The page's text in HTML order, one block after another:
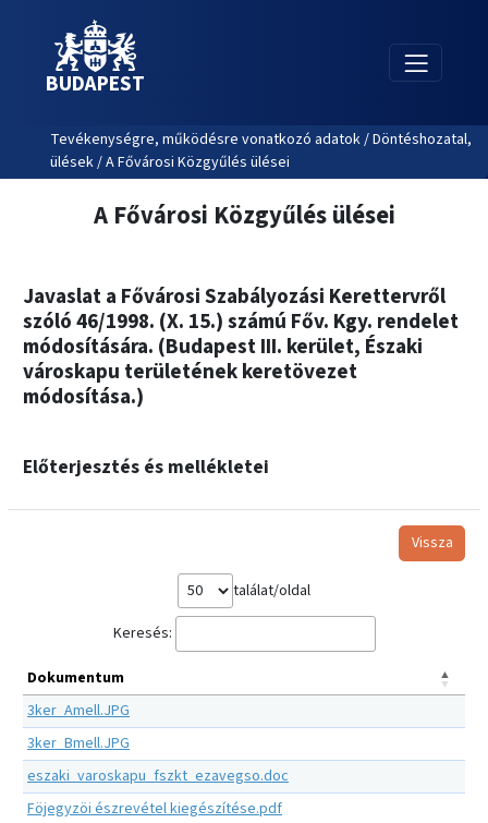
BUDAPEST
Tevékenységre, működésre vonatkozó adatok / Döntéshozatal,
ülések / A Fővárosi Közgyűlés ülései
A Fővárosi Közgyűlés ülései
Javaslat a Fővárosi Szabályozási Kerettervről
szóló 46/1998. (X. 15.) számú Főv. Kgy. rendelet
módosítására. (Budapest III. kerület, Északi
városkapu területének keretövezet
módosítása.)
Előterjesztés és mellékletei
Vissza
találat/oldal
Keresés:
Dokumentum
3ker_Amell.JPG
3ker_Bmell.JPG
eszaki_varoskapu_fszkt_ezavegso.doc
Föjegyzöi észrevétel kiegészítése.pdf